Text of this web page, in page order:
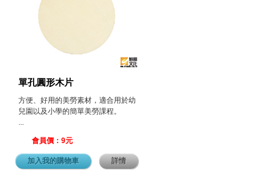
單孔圓形木片
方便、好用的美勞素材，適合用於幼
兒園以及小學的簡單美勞課程。
...
會員價：9元
加入我的購物車 詳情